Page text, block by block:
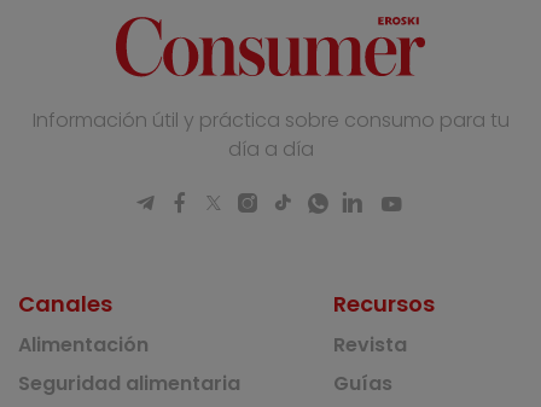
Información útil y práctica sobre consumo para tu
día a día
Canales
Alimentación
Seguridad alimentaria
Recursos
Revista
Guías